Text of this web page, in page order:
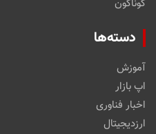
گوناگون
دسته‌ها
آموزش
اپ بازار
اخبار فناوری
ارزدیجیتال